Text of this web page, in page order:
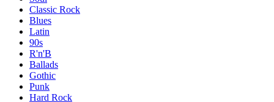
Classic Rock
Blues
Latin
90s
R'n'B
Ballads
Gothic
Punk
Hard Rock